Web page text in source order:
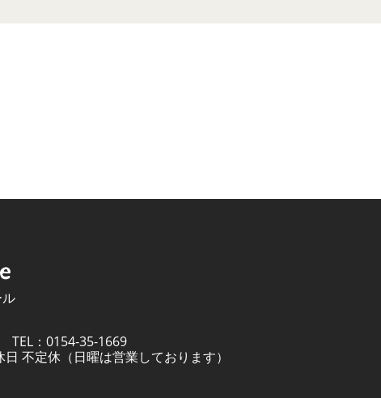
TEL：0154-35-1669
不定休（日曜は営業しております）